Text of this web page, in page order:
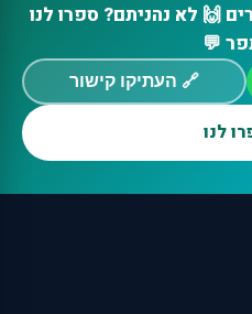
🙌 לא נהניתם? ספרו לנו
💬
🔗 העתיקו קישור
לנו